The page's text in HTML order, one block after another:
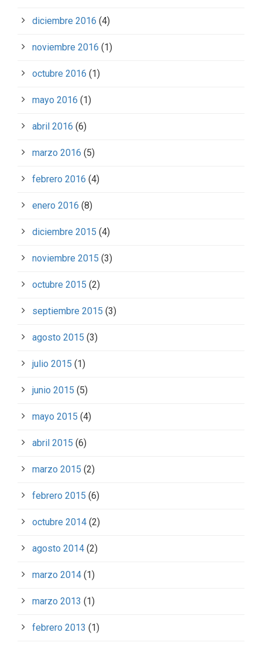
diciembre 2016 (4)
noviembre 2016 (1)
octubre 2016 (1)
mayo 2016 (1)
abril 2016 (6)
marzo 2016 (5)
febrero 2016 (4)
enero 2016 (8)
diciembre 2015 (4)
noviembre 2015 (3)
octubre 2015 (2)
septiembre 2015 (3)
agosto 2015 (3)
julio 2015 (1)
junio 2015 (5)
mayo 2015 (4)
abril 2015 (6)
marzo 2015 (2)
febrero 2015 (6)
octubre 2014 (2)
agosto 2014 (2)
marzo 2014 (1)
marzo 2013 (1)
febrero 2013 (1)